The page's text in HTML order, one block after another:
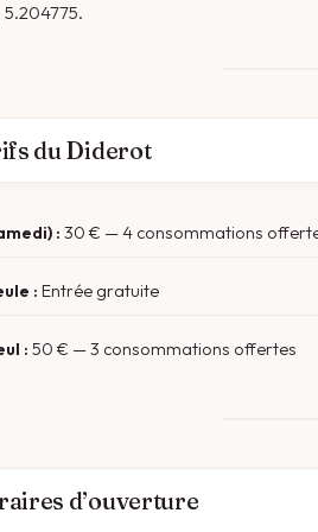
du Diderot
: 30 € — 4 consommations
: Entrée gratuite
: 50 € — 3 consommations offertes
d’ouverture